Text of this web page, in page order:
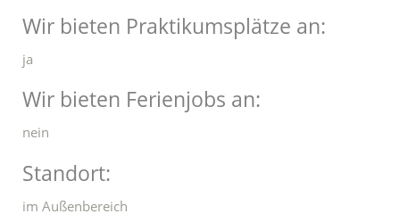
Wir bieten Praktikumsplätze an:
ja
Wir bieten Ferienjobs an:
nein
Standort:
im Außenbereich